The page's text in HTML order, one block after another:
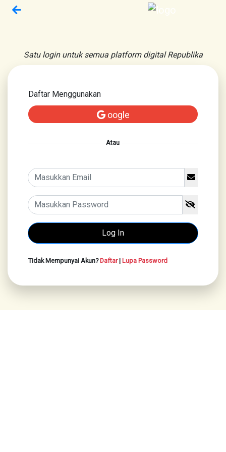
Satu login untuk semua platform digital Republika
Daftar Menggunakan
oogle
Atau
Tidak Mempunyai Akun?Daftar| Lupa Password